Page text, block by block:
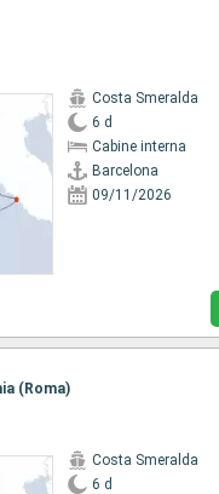
Costa Smeralda
6 d
Cabine interna
Barcelona
09/11/2026
(Roma)
Costa Smeralda
6 d